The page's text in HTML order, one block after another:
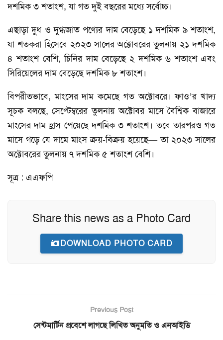
দশমিক ৩ শতাংশ, যা গত দুই বছরের মধ্যে সর্বোচ্চ।
এছাড়া দুধ ও দুগ্ধজাত পণ্যের দাম বেড়েছে ১ দশমিক ৯ শতাংশ,
যা শতকরা হিসেবে ২০২৩ সালের অক্টোবরের তুলনায় ২১ দশমিক
৪ শতাংশ বেশি, চিনির দাম বেড়েছে ২ দশমিক ৬ শতাংশ এবং
সিরিয়েলের দাম বেড়েছে দশমিক ৮ শতাংশ।
বিপরীতভাবে, মাংসের দাম কমেছে গত অক্টোবরে। ফাও’র খাদ্য
সূচক বলছে, সেপ্টেম্বরের তুলনায় অক্টোবর মাসে বৈশ্বিক বাজারে
মাংসের দাম হ্রাস পেয়েছে দশমিক ৩ শতাংশ। তবে তারপরও গত
মাসে গড়ে যে দামে মাংস ক্রয়-বিক্রয় হয়েছে— তা ২০২৩ সালের
অক্টোবরের তুলনায় ৭ দশমিক ৫ শতাংশ বেশি।
সূত্র : এএফপি
Share this news as a Photo Card
DOWNLOAD PHOTO CARD
Previous Post
সেন্টমার্টিন প্রবেশে লাগছে লিখিত অনুমতি ও এনআইডি